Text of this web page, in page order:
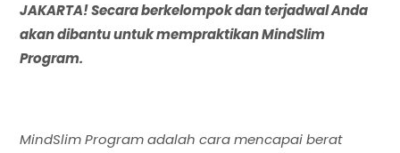
JAKARTA! Secara berkelompok dan terjadwal Anda
akan dibantu untuk mempraktikan MindSlim
Program.
MindSlim Program adalah cara mencapai berat